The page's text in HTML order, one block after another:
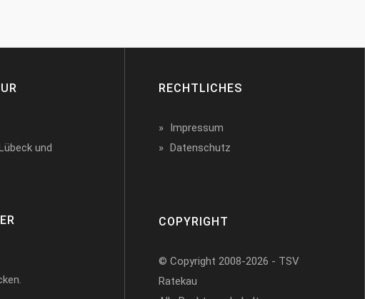
und
RECHTLICHES
Impressum
Datenschutz
COPYRIGHT
© Copyright 2008-2026 - TSV
Ratekau